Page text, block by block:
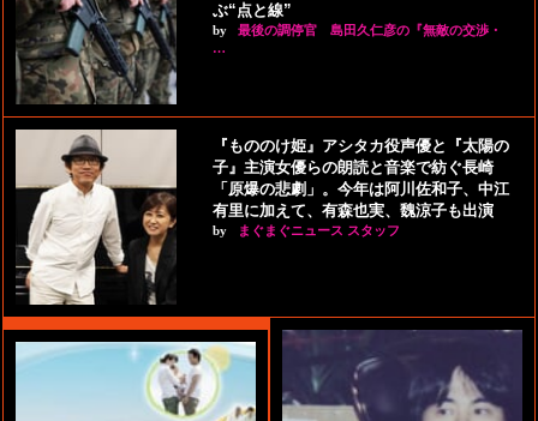
ぶ“点と線”
by
最後の調停官 島田久仁彦の『無敵の交渉・
…
『もののけ姫』アシタカ役声優と『太陽の
子』主演女優らの朗読と音楽で紡ぐ長崎
「原爆の悲劇」。今年は阿川佐和子、中江
有里に加えて、有森也実、魏涼子も出演
by まぐまぐニュース スタッフ